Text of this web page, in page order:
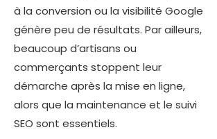
à la conversion ou la visibilité Google
génère peu de résultats. Par ailleurs,
beaucoup d’artisans ou
commerçants stoppent leur
démarche après la mise en ligne,
alors que la maintenance et le suivi
SEO sont essentiels.